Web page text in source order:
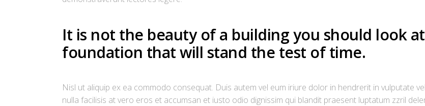
It is not the beauty of a building you should look
foundation that will stand the test of time.
Nisl ut aliquip ex ea commodo consequat. Duis autem vel eum iriure dolor in hendrerit in vulputate
nulla facilisis at vero eros et accumsan et iusto odio dignissim qui blandit praesent luptatum zzril